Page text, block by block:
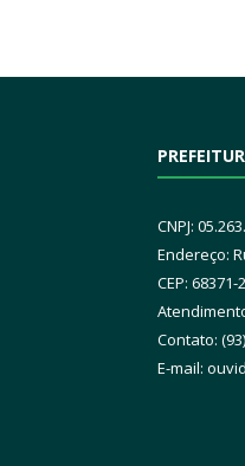
CNPJ:
Endereço:
CEP: 68371-
Contato:
E-mail: